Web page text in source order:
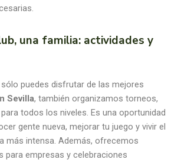
una familia: actividades y
sólo puedes disfrutar de las mejores
Sevilla, también organizamos torneos,
todos los niveles. Es una oportunidad
gente nueva, mejorar tu juego y vivir el
más intensa. Además, ofrecemos
para empresas y celebraciones